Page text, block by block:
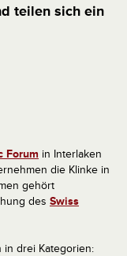
teilen sich ein
Forum in Interlaken
die Klinke in
gehört
des Swiss
drei Kategorien: